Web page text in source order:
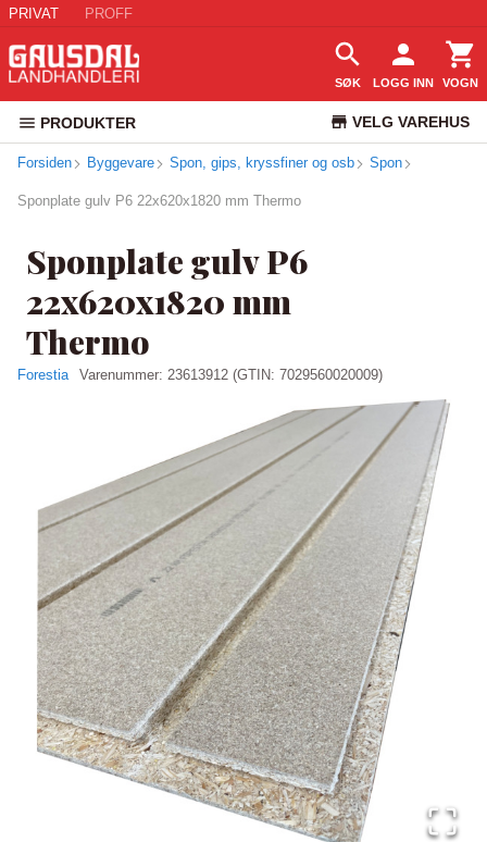
PRIVAT PROFF
SØK LOGG INN VOGN
PRODUKTER VELG VAREHUS
KUNDESERVICE
Forsiden Byggevare Spon, gips, kryssfiner og osb Spon
Sponplate gulv P6 22x620x1820 mm Thermo
Sponplate gulv P6
22x620x1820 mm
Thermo
Forestia Varenummer: 23613912 (GTIN: 7029560020009)